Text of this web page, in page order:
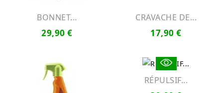
BONNET...
29,90 €
CRAVACHE DE...
17,90 €
RÉPULSIF...